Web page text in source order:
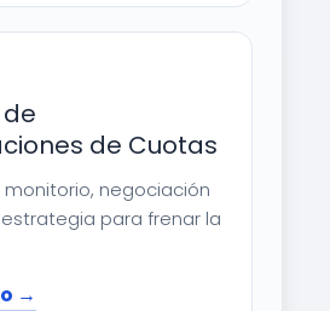
de Cuotas
monitorio, negociación
para frenar la
→